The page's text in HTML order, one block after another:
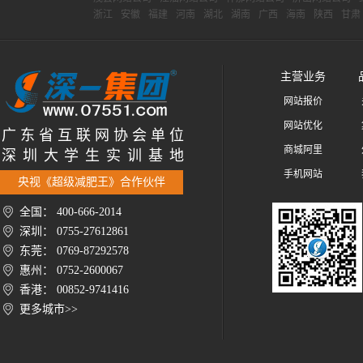
浙江
安徽 福建 河南 湖北 湖南 广西 海南 陕西 甘肃
广 东 省 互 联 网 协 会 单 位
深 圳 大 学 生 实 训 基 地
央视《超级减肥王》合作伙伴
全国： 400-666-2014
深圳： 0755-27612861
东莞： 0769-87292578
惠州： 0752-2600067
香港： 00852-9741416
更多城市>>
主营业务
网站报价
网站优化
商城阿里
手机网站